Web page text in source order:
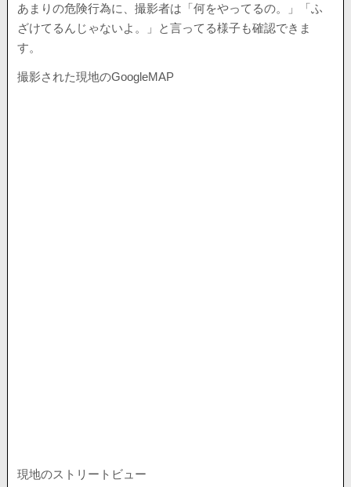
あまりの危険行為に、撮影者は「何をやってるの。」「ふ
ざけてるんじゃないよ。」と言ってる様子も確認できま
す。
撮影された現地のGoogleMAP
現地のストリートビュー